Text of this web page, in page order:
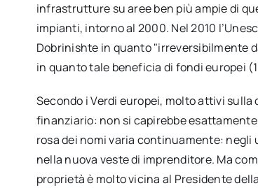
infrastrutture su aree ben più ampie di
impianti, intorno al 2000. Nel 2010
Dobrinishte in quanto "irreversibilmente
in quanto tale beneficia di fondi europei
Secondo i Verdi europei, molto attivi
finanziario: non si capirebbe
rosa dei nomi varia continuamente: negli
nella nuova veste di imprenditore. Ma
proprietà è molto vicina al Presidente